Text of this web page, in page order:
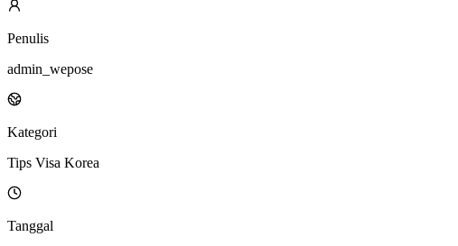
Penulis
admin_wepose
Kategori
Tips Visa Korea
Tanggal